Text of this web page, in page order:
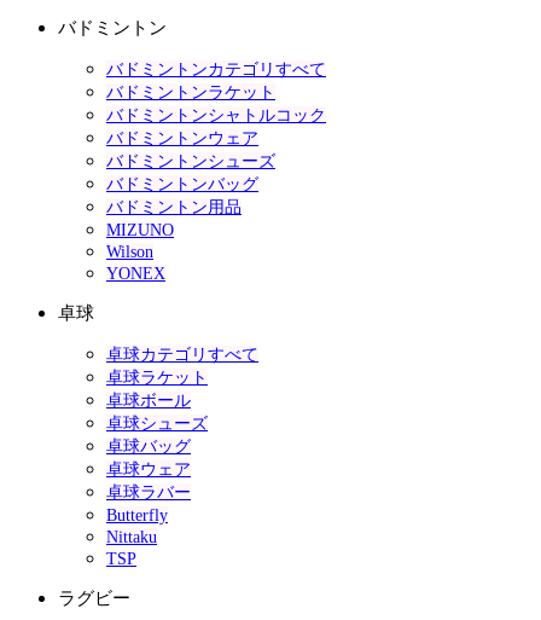
バドミントン
バドミントンカテゴリすべて
バドミントンラケット
バドミントンシャトルコック
バドミントンウェア
バドミントンシューズ
バドミントンバッグ
バドミントン用品
MIZUNO
Wilson
YONEX
卓球
卓球カテゴリすべて
卓球ラケット
卓球ボール
卓球シューズ
卓球バッグ
卓球ウェア
卓球ラバー
Butterfly
Nittaku
TSP
ラグビー